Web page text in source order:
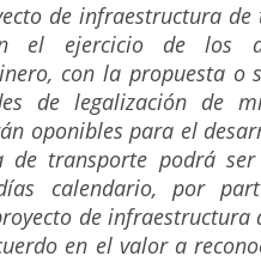
de infraestructura
el ejercicio de los
con la propuesta o
de legalización de
oponibles para el
de transporte podrá
calendario, por
de infraestructura
en el valor a